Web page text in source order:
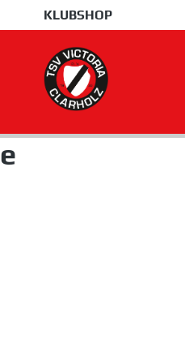
KLUBSHOP